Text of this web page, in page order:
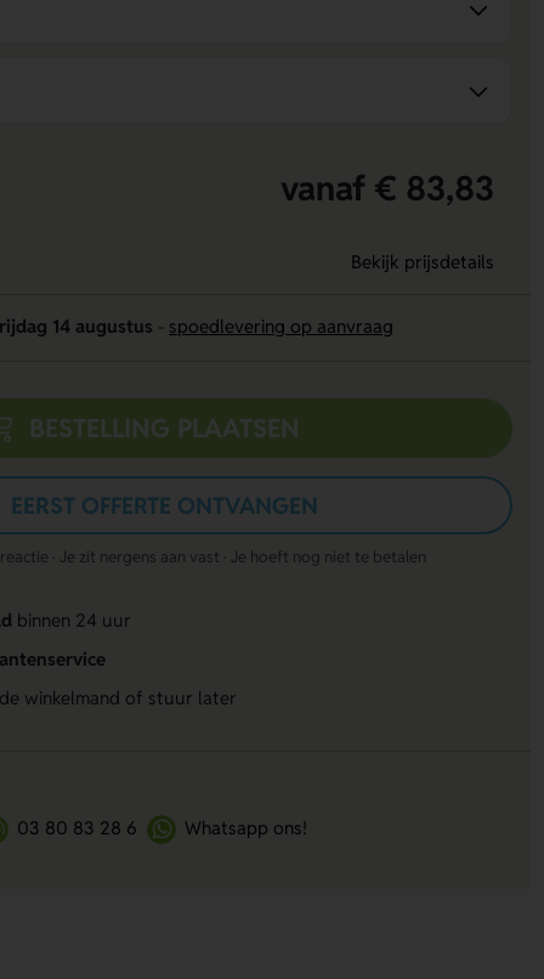
vanaf € 83,83
Bekijk prijsdetails
14 augustus spoedlevering op aanvraag
BESTELLING PLAATSEN
EERST OFFERTE ONTVANGEN
· Je zit nergens aan vast · Je hoeft nog niet te betalen
binnen 24 uur
winkelmand of stuur later
03 80 83 28 6 Whatsapp ons!